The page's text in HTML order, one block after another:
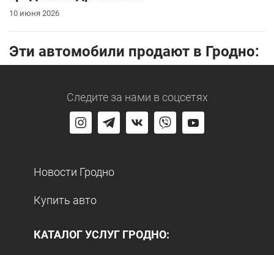
10 июня 2026
Эти автомобили продают в Гродно:
Следите за нами в соцсетях
Новости Гродно
Купить авто
КАТАЛОГ УСЛУГ ГРОДНО: